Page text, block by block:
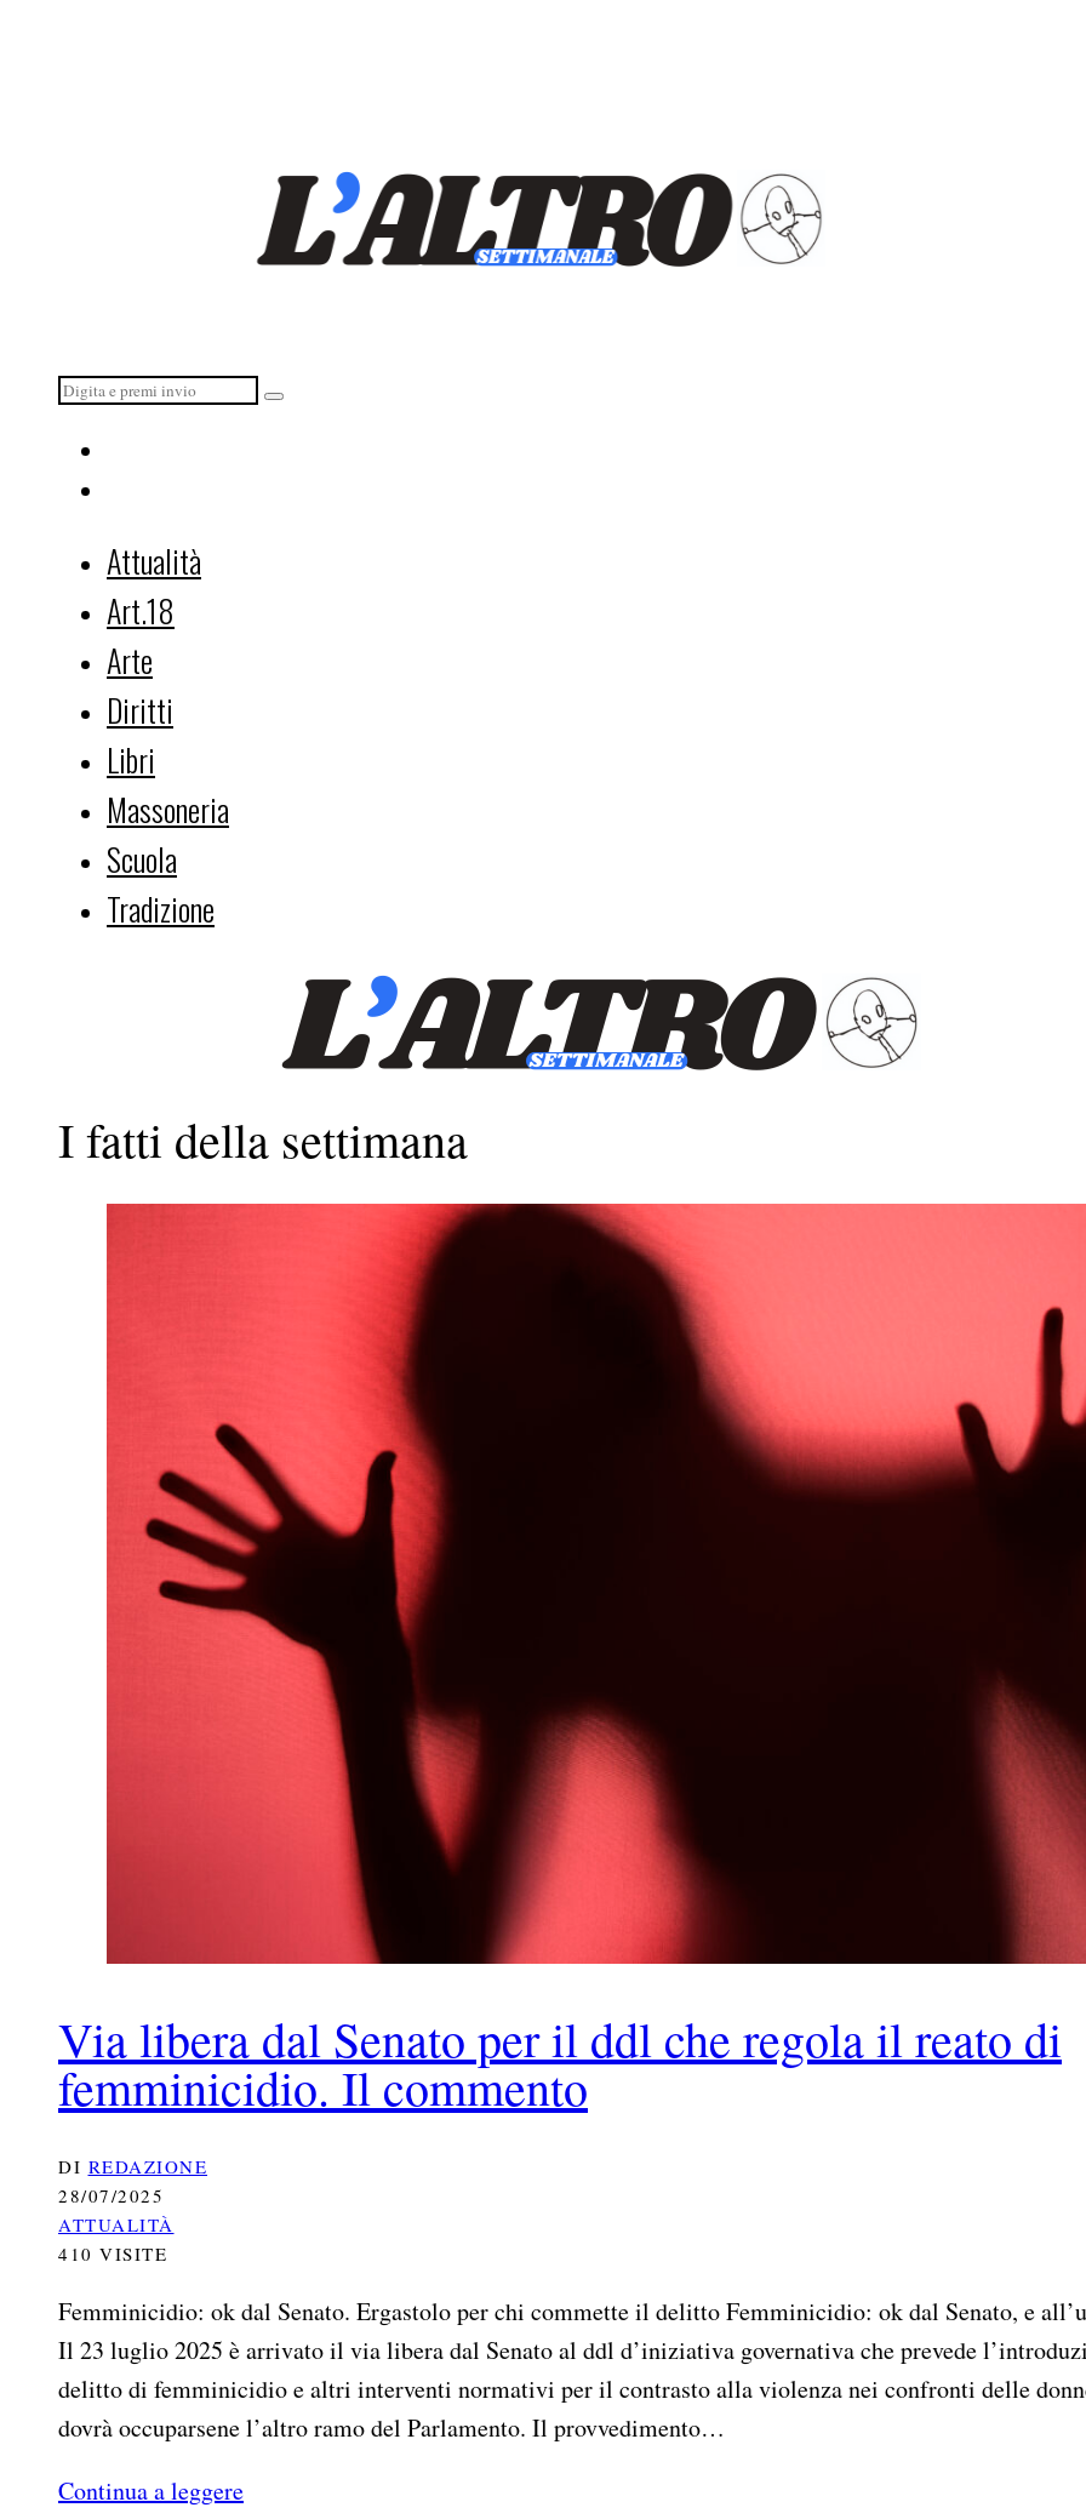
Attualità
Art.18
Arte
Diritti
Libri
Massoneria
Scuola
Tradizione
I fatti della settimana
Via libera dal Senato per il ddl che regola il reato di
femminicidio. Il commento
DI REDAZIONE
28/07/2025
ATTUALITÀ
410 VISITE
Femminicidio: ok dal Senato. Ergastolo per chi commette il delitto Femminicidio: ok dal Senato, e all’unanimità.
Il 23 luglio 2025 è arrivato il via libera dal Senato al ddl d’iniziativa governativa che prevede
delitto di femminicidio e altri interventi normativi per il contrasto alla violenza nei confronti delle
dovrà occuparsene l’altro ramo del Parlamento. Il provvedimento…
Continua a leggere